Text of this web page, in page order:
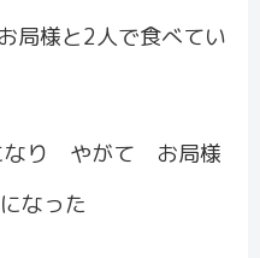
局様と2人で食べてい
なり やがて お局様
なった